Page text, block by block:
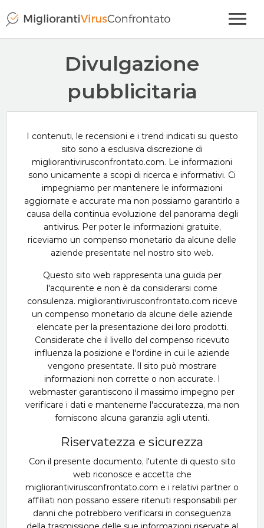
Divulgazione
pubblicitaria
I contenuti, le recensioni e i trend indicati su questo
sito sono a esclusiva discrezione di
migliorantivirusconfrontato.com. Le informazioni
sono unicamente a scopi di ricerca e informativi. Ci
impegniamo per mantenere le informazioni
aggiornate e accurate ma non possiamo garantirlo a
causa della continua evoluzione del panorama degli
antivirus. Per poter le informazioni gratuite,
riceviamo un compenso monetario da alcune delle
aziende presentate nel nostro sito web.
Questo sito web rappresenta una guida per
l'acquirente e non è da considerarsi come
consulenza. migliorantivirusconfrontato.com riceve
un compenso monetario da alcune delle aziende
elencate per la presentazione dei loro prodotti.
Considerate che il livello del compenso ricevuto
influenza la posizione e l'ordine in cui le aziende
vengono presentate. Il sito può mostrare
informazioni non corrette o non accurate. I
webmaster garantiscono il massimo impegno per
verificare i dati e mantenerne l'accuratezza, ma non
forniscono alcuna garanzia agli utenti.
Riservatezza e sicurezza
Con il presente documento, l'utente di questo sito
web riconosce e accetta che
migliorantivirusconfrontato.com e i relativi partner o
affiliati non possano essere ritenuti responsabili per
danni che potrebbero verificarsi in conseguenza